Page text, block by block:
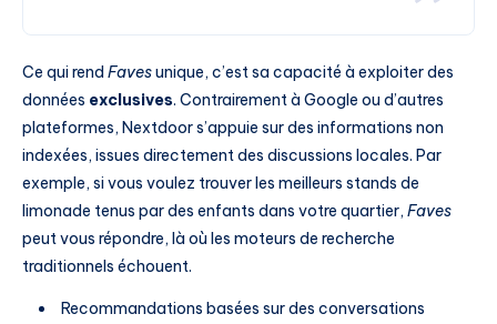
Ce qui rend Favesunique, c’est sa capacité à exploiter des
données exclusives. Contrairement à Google ou d’autres
plateformes, Nextdoor s’appuie sur des informations non
indexées, issues directement des discussions locales. Par
exemple, si vous voulez trouver les meilleurs stands de
limonade tenus par des enfants dans votre quartier, Faves
peut vous répondre, là où les moteurs de recherche
traditionnels échouent.
Recommandations basées sur des conversations